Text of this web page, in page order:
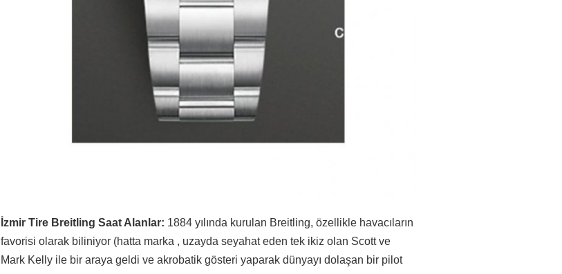
İzmir Tire Breitling Saat Alanlar: 1884 yılında kurulan Breitling, özellikle havacıların
favorisi olarak biliniyor (hatta marka , uzayda seyahat eden tek ikiz olan Scott ve
Mark Kelly ile bir araya geldi ve akrobatik gösteri yaparak dünyayı dolaşan bir pilot